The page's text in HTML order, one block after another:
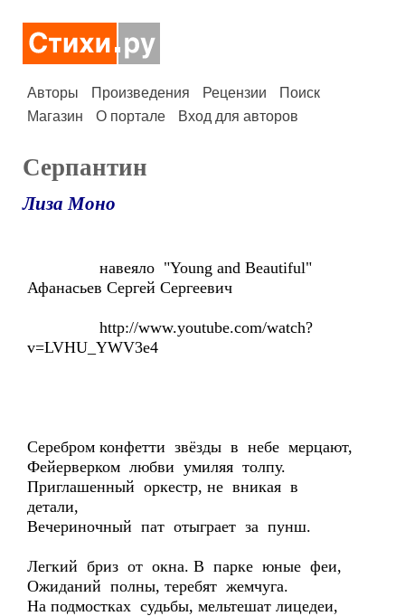
Авторы Произведения Рецензии
Поиск
Магазин
О портале Вход для авторов
Серпантин
Лиза Моно
навеяло "Young and Beautiful"
Афанасьев Сергей Сергеевич
http://www.youtube.com/watch?
v=LVHU_YWV3e4
Серебром конфетти звёзды в небе мерцают,
Фейерверком любви умиляя толпу.
Приглашенный оркестр, не вникая в
детали,
Вечериночный пат отыграет за пунш.
Легкий бриз от окна. В парке юные феи,
Ожиданий полны, теребят жемчуга.
На подмостках судьбы, мельтешат лицедеи,